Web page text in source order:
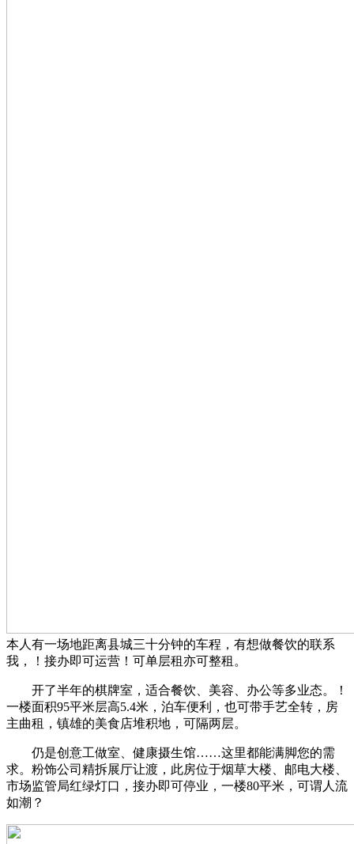
本人有一场地距离县城三十分钟的车程，有想做餐饮的联系
我，！接办即可运营！可单层租亦可整租。
开了半年的棋牌室，适合餐饮、美容、办公等多业态。！
一楼面积95平米层高5.4米，泊车便利，也可带手艺全转，房
主曲租，镇雄的美食店堆积地，可隔两层。
仍是创意工做室、健康摄生馆……这里都能满脚您的需
求。粉饰公司精拆展厅让渡，此房位于烟草大楼、邮电大楼、
市场监管局红绿灯口，接办即可停业，一楼80平米，可谓人流
如潮？